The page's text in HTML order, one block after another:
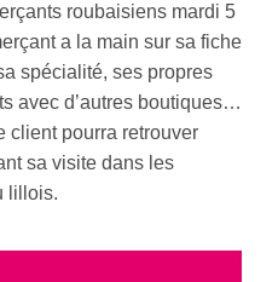
roubaisiens mardi 5
a la main sur sa fiche
spécialité, ses propres
avec d’autres boutiques…
client pourra retrouver
sa visite dans les
lillois.